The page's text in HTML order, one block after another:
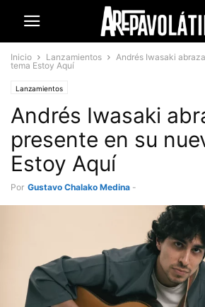
Inicio Lanzamientos
Andrés Iwasaki
tema Estoy Aquí
Lanzamientos
Andrés Iwasaki
presente en su
Estoy Aquí
Por Gustavo Chalako Medina -